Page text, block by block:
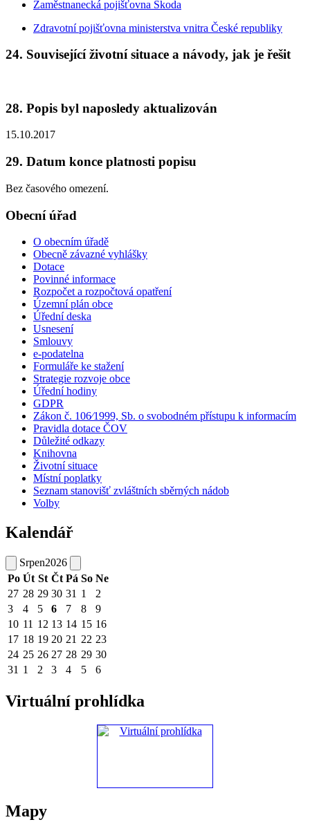
Zaměstnanecká pojišťovna Škoda
Zdravotní pojišťovna ministerstva vnitra České republiky
24. Související životní situace a návody, jak je řešit
28. Popis byl naposledy aktualizován
15.10.2017
29. Datum konce platnosti popisu
Bez časového omezení.
Obecní úřad
O obecním úřadě
Obecně závazné vyhlášky
Dotace
Povinné informace
Rozpočet a rozpočtová opatření
Územní plán obce
Úřední deska
Usnesení
Smlouvy
e-podatelna
Formuláře ke stažení
Strategie rozvoje obce
Úřední hodiny
GDPR
Zákon č. 106⁄1999, Sb. o svobodném přístupu k informacím
Pravidla dotace ČOV
Důležité odkazy
Knihovna
Životní situace
Místní poplatky
Seznam stanovišť zvláštních sběrných nádob
Volby
Kalendář
Srpen2026
Po Út St Čt Pá So Ne
27 28 29 30 31 1
2
3
4 5 6 7 8
9
10 11 12 13 14 15 16
17 18 19 20 21 22 23
24 25 26 27 28 29 30
31 1 2 3 4 5 6
Virtuální prohlídka
Mapy